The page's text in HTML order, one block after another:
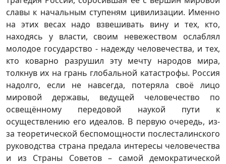
славы к начальным ступеням цивилизации. Именно
на этих весах надо взвешивать вину и тех, кто,
находясь у власти, своим невежеством ослаблял
молодое государство - надежду человечества, и тех,
кто коварно разрушил эту мечту народов мира,
толкнув их на грань глобальной катастрофы. Россия
надолго, если не навсегда, потеряла своё лицо
мировой державы, ведущей человечество по
освещённому передовой наукой пути к
осуществлению его идеалов. В первую очередь, из-
за теоретической беспомощности послесталинского
руководства страна предала интересы человечества
и из Страны Советов – самой демократической